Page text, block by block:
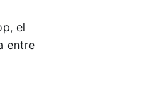
el
entre